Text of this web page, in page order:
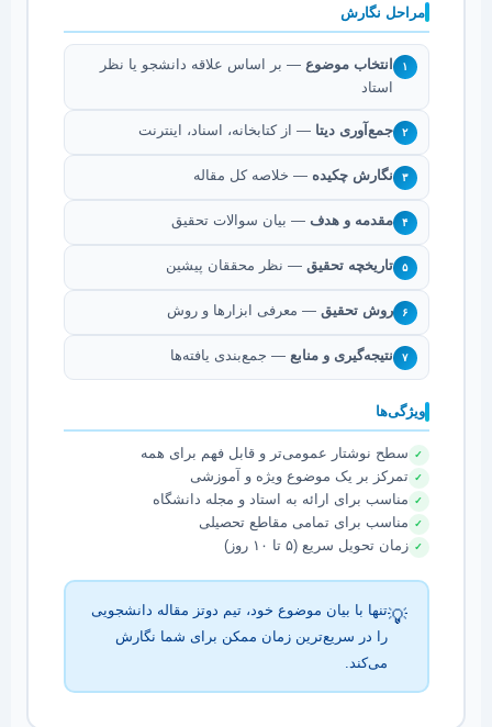
مراحل نگارش
۱ انتخاب موضوع — بر اساس علاقه دانشجو یا نظر
استاد
۲ جمع‌آوری دیتا — از کتابخانه، اسناد، اینترنت
۳ نگارش چکیده — خلاصه کل مقاله
۴ مقدمه و هدف — بیان سوالات تحقیق
۵ تاریخچه تحقیق — نظر محققان پیشین
۶ روش تحقیق — معرفی ابزارها و روش
۷ نتیجه‌گیری و منابع — جمع‌بندی یافته‌ها
ویژگی‌ها
سطح نوشتار عمومی‌تر و قابل فهم برای همه
تمرکز بر یک موضوع ویژه و آموزشی
مناسب برای ارائه به استاد و مجله دانشگاه
مناسب برای تمامی مقاطع تحصیلی
زمان تحویل سریع (۵ تا ۱۰ روز)
💡تنها با بیان موضوع خود، تیم دوتز مقاله دانشجویی
را در سریع‌ترین زمان ممکن برای شما نگارش
می‌کند.